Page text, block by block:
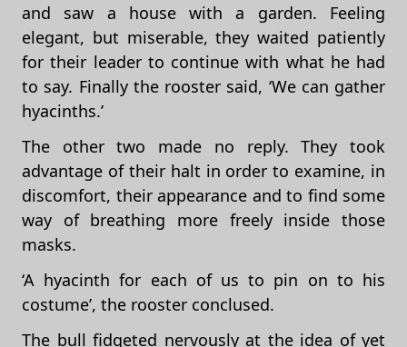
and saw a house with a garden. Feeling
elegant, but miserable, they waited patiently
for their leader to continue with what he had
to say. Finally the rooster said, ‘We can gather
hyacinths.’
The other two made no reply. They took
advantage of their halt in order to examine, in
discomfort, their appearance and to find some
way of breathing more freely inside those
masks.
‘A hyacinth for each of us to pin on to his
costume’, the rooster conclused.
The bull fidgeted nervously at the idea of yet